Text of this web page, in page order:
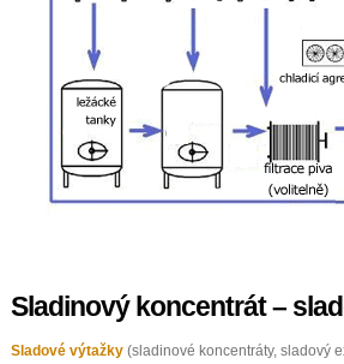
Sladinový koncentrát –
Sladové výtažky (sladinové koncentráty, sladový